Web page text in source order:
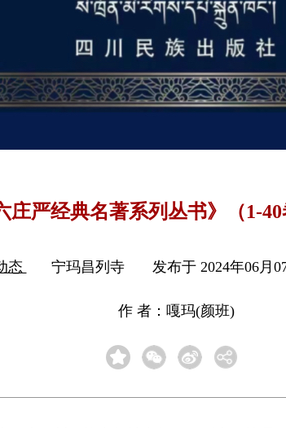
庄严经典名著系列丛书》（1-
态 宁玛昌列寺 发布于 2024年06月
作 者：嘎玛(颜班)